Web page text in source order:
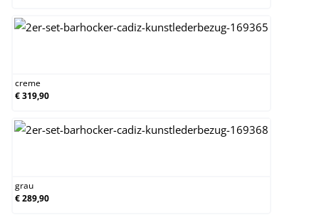
creme
€ 319,90
grau
€ 289,90